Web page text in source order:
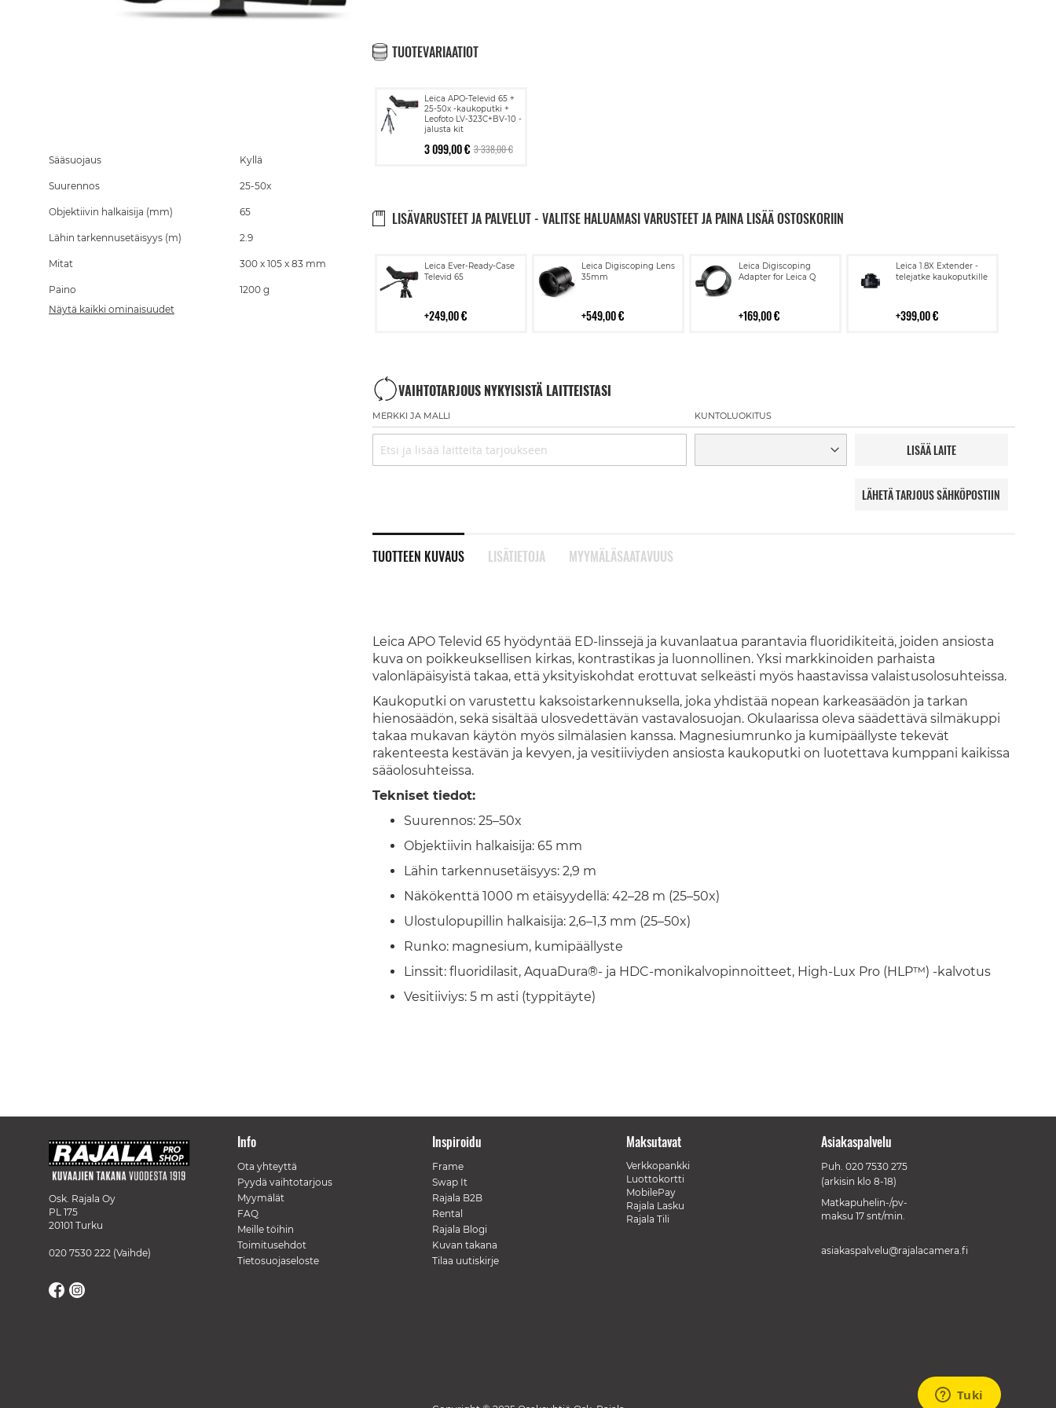
TUOTEVARIAATIOT
Leica APO-Televid 65 +
25-50x -kaukoputki +
Leofoto LV-323C+BV-10 -
jalusta kit
3 099,00 € 3 338,00 €
LISÄVARUSTEET JA PALVELUT - VALITSE HALUAMASI VARUSTEET JA PAINA LISÄÄ OSTOSKORIIN
Leica Ever-Ready-Case
Televid 65
249,00 €
Lisää
ostoskoriin
Leica Digiscoping Lens
35mm
549,00 €
Lisää
ostoskoriin
Leica Digiscoping
Adapter for Leica Q
169,00 €
Lisää
ostoskoriin
Leica 1.8X Extender -
telejatke kaukoputkille
399,00 €
Lisää
ostoskoriin
VAIHTOTARJOUS NYKYISISTÄ LAITTEISTASI
MERKKI JA MALLI KUNTOLUOKITUS
LISÄÄ LAITE
LÄHETÄ TARJOUS SÄHKÖPOSTIIN
TUOTTEEN KUVAUS
Leica APO Televid 65 hyödyntää ED-linssejä ja kuvanlaatua parantavia fluoridikiteitä, joiden ansiosta
kuva on poikkeuksellisen kirkas, kontrastikas ja luonnollinen. Yksi markkinoiden parhaista
valonläpäisyistä takaa, että yksityiskohdat erottuvat selkeästi myös haastavissa valaistusolosuhteissa.
Kaukoputki on varustettu kaksoistarkennuksella, joka yhdistää nopean karkeasäädön ja tarkan
hienosäädön, sekä sisältää ulosvedettävän vastavalosuojan. Okulaarissa oleva säädettävä silmäkuppi
takaa mukavan käytön myös silmälasien kanssa. Magnesiumrunko ja kumipäällyste tekevät
rakenteesta kestävän ja kevyen, ja vesitiiviyden ansiosta kaukoputki on luotettava kumppani kaikissa
sääolosuhteissa.
Tekniset tiedot:
Suurennos: 25–50x
Objektiivin halkaisija: 65 mm
Lähin tarkennusetäisyys: 2,9 m
Näkökenttä 1000 m etäisyydellä: 42–28 m (25–50x)
Ulostulopupillin halkaisija: 2,6–1,3 mm (25–50x)
Runko: magnesium, kumipäällyste
Linssit: fluoridilasit, AquaDura®- ja HDC-monikalvopinnoitteet, High-Lux Pro (HLP™) -kalvotus
Vesitiiviys: 5 m asti (typpitäyte)
LISÄTIETOJA MYYMÄLÄSAATAVUUS
the
of
images
Sääsuojaus Kyllä
Suurennos 25-50x
Objektiivin halkaisija (mm) 65
Lähin tarkennusetäisyys (m) 2.9
Mitat 300 x 105 x 83 mm
Paino
1200 g
Näytä kaikki ominaisuudet
Osk. Rajala Oy
PL 175
20101 Turku
020 7530 222 (Vaihde)
Info
Ota yhteyttä
Pyydä vaihtotarjous
Myymälät
FAQ
Meille töihin
Toimitusehdot
Tietosuojaseloste
Inspiroidu
Frame
Swap It
Rajala B2B
Rental
Rajala Blogi
Kuvan takana
Tilaa uutiskirje
Maksutavat
Verkkopankki
Luottokortti
MobilePay
Rajala Lasku
Rajala Tili
Asiakaspalvelu
Puh. 020 7530 275
(arkisin klo 8-18)
Matkapuhelin-/pv-
maksu 17 snt/min.
asiakaspalvelu@rajalacamera.fi